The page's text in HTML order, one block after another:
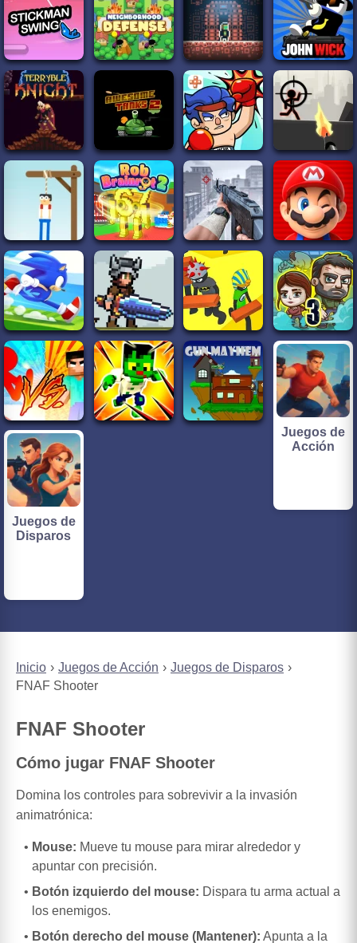
Inicio Juegos de Acción
Juegos de Disparos
FNAF Shooter
FNAF Shooter
Cómo jugar FNAF Shooter
Domina los controles para sobrevivir a la invasión
animatrónica:
Mouse: Mueve tu mouse para mirar alrededor y
apuntar con precisión.
Botón izquierdo del mouse: Dispara tu arma actual a
los enemigos.
Botón derecho del mouse (Mantener): Apunta a la
Juegos de
Acción
Juegos de
Disparos